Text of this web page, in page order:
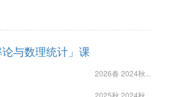
与数理统计」课
2026春 2024秋...
2025秋 2024秋...